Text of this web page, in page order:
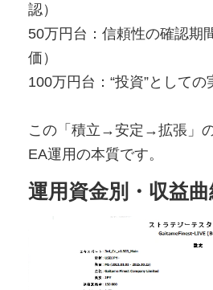
認）
50万円台：信頼性の確認期
価）
100万円台：“投資”として
この「積立→安定→拡張」の
EA運用の本質です。
運用資金別・収益